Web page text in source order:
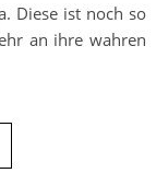
Diese ist noch so
an ihre wahren